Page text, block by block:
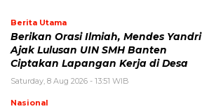
Berita Utama
Berikan Orasi Ilmiah, Mendes Yandri
Ajak Lulusan UIN SMH Banten
Ciptakan Lapangan Kerja di Desa
Saturday, 8 Aug 2026 - 13:51 WIB
Nasional